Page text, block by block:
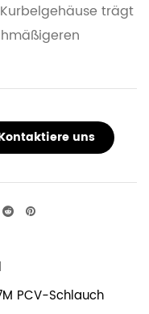
trägt
uns
PCV-Schlauch